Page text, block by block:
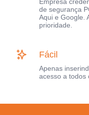
Empresa
de segurança
Aqui e Google.
prioridade.
Fácil
Apenas
acesso a todos